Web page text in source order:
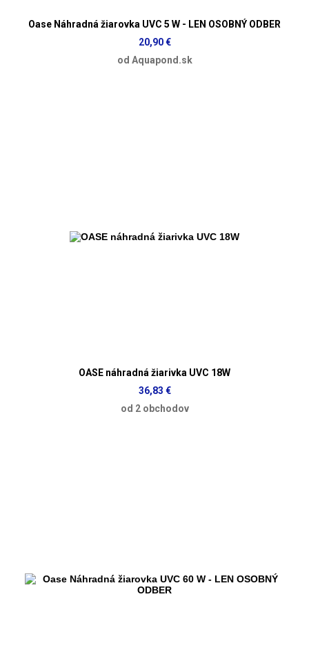
Oase Náhradná žiarovka UVC 5 W - LEN OSOBNÝ ODBER
20,90 €
od Aquapond.sk
OASE náhradná žiarivka UVC 18W
36,83 €
od 2 obchodov